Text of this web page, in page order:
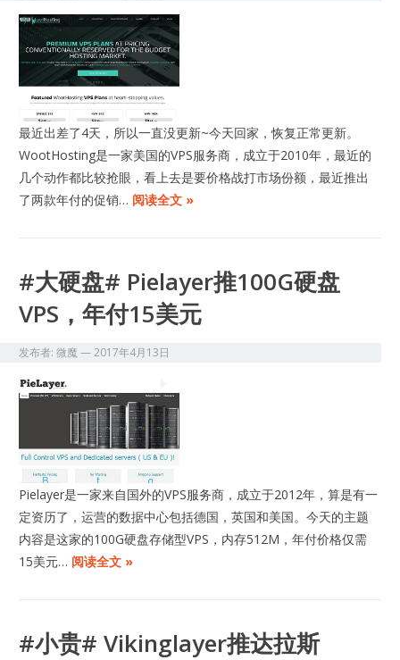
最近出差了4天，所以一直没更新~今天回家，恢复正常更新。
WootHosting是一家美国的VPS服务商，成立于2010年，最近的
几个动作都比较抢眼，看上去是要价格战打市场份额，最近推出
了两款年付的促销… 阅读全文 »
#大硬盘# Pielayer推100G硬盘
VPS，年付15美元
发布者:微魔—2017年4月13日
Pielayer是一家来自国外的VPS服务商，成立于2012年，算是有一
定资历了，运营的数据中心包括德国，英国和美国。今天的主题
内容是这家的100G硬盘存储型VPS，内存512M，年付价格仅需
15美元… 阅读全文 »
#小贵# Vikinglayer推达拉斯